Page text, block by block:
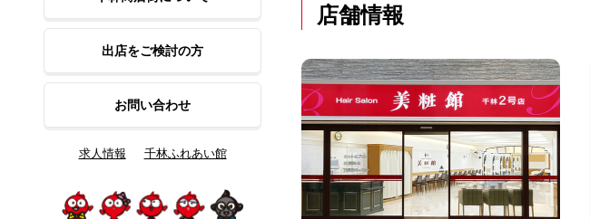
出店をご検討の方
お問い合わせ
求人情報 千林ふれあい館
店舗情報